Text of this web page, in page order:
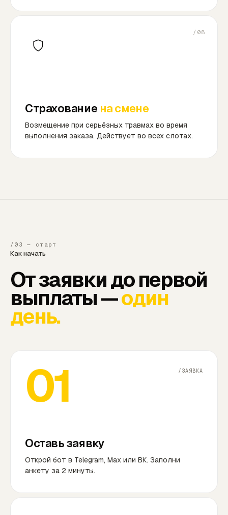
/08
Страхование на смене
Возмещение при серьёзных травмах во время
выполнения заказа. Действует во всех слотах.
/03 — старт
Как начать
От заявки до первой
выплаты —один
день.
01 /ЗАЯВКА
Оставь заявку
Открой бот в Telegram, Max или ВК. Заполни
анкету за 2 минуты.